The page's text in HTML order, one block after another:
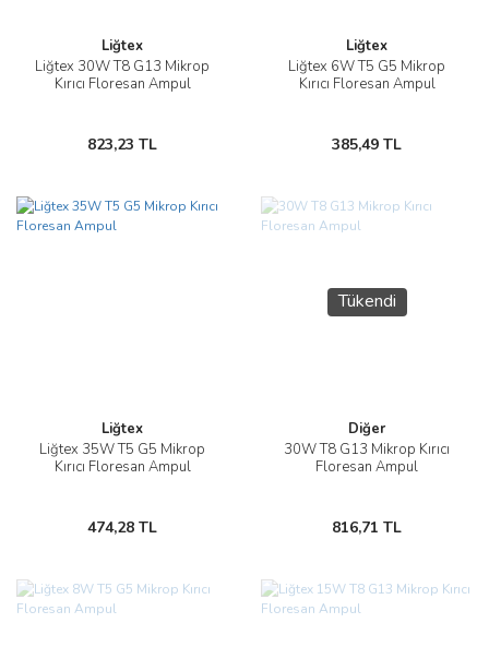
Liğtex
Liğtex 30W T8 G13 Mikrop
Kırıcı Floresan Ampul
823,23 TL
Liğtex
Liğtex 6W T5 G5 Mikrop
Kırıcı Floresan Ampul
385,49 TL
Liğtex
Liğtex 35W T5 G5 Mikrop
Kırıcı Floresan Ampul
474,28 TL
Tükendi
Diğer
30W T8 G13 Mikrop Kırıcı
Floresan Ampul
816,71 TL